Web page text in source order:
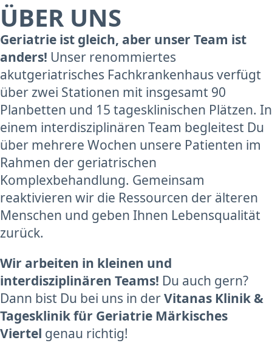
ÜBER UNS
Geriatrie ist gleich, aber unser Team ist
anders! Unser renommiertes
akutgeriatrisches Fachkrankenhaus verfügt
über zwei Stationen mit insgesamt 90
Planbetten und 15 tagesklinischen Plätzen. In
einem interdisziplinären Team begleitest Du
über mehrere Wochen unsere Patienten im
Rahmen der geriatrischen
Komplexbehandlung. Gemeinsam
reaktivieren wir die Ressourcen der älteren
Menschen und geben Ihnen Lebensqualität
zurück.
Wir arbeiten in kleinen und
interdisziplinären Teams! Du auch gern?
Dann bist Du bei uns in derVitanas Klinik &
Tagesklinik für Geriatrie Märkisches
Viertel genau richtig!